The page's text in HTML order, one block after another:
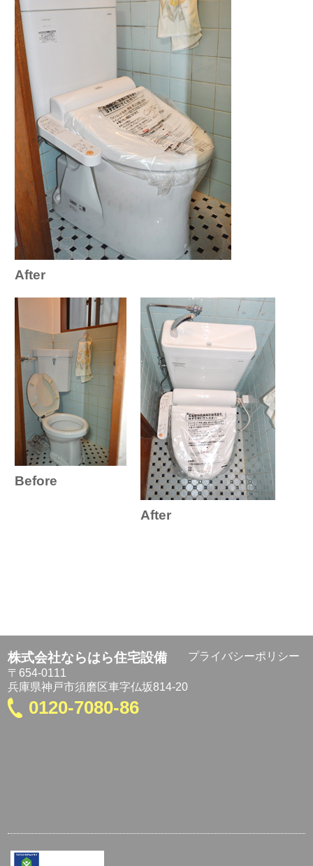
After
Before
After
株式会社ならはら住宅設備
〒654-0111
兵庫県神戸市須磨区車字仏坂814-20
0120-7080-86
プライバシーポリシー